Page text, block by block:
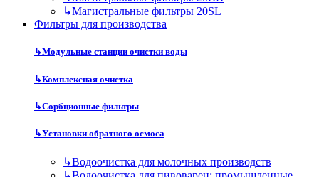
↳Магистральные фильтры 20SL
Фильтры для производства
↳Модульные станции очистки воды
↳Комплексная очистка
↳Сорбционные фильтры
↳Установки обратного осмоса
↳Водоочистка для молочных производств